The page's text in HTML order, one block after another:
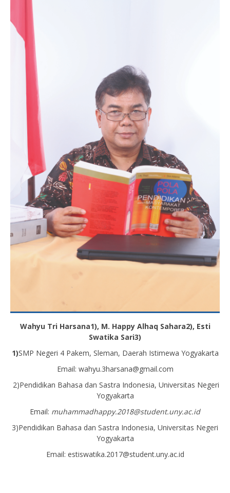
Wahyu Tri Harsana1), M. Happy Alhaq Sahara2), Esti
Swatika Sari3)
1)SMP Negeri 4 Pakem, Sleman, Daerah Istimewa Yogyakarta
Email: wahyu.3harsana@gmail.com
2)Pendidikan Bahasa dan Sastra Indonesia, Universitas Negeri
Yogyakarta
Email: muhammadhappy.2018@student.uny.ac.id
3)Pendidikan Bahasa dan Sastra Indonesia, Universitas Negeri
Yogyakarta
Email: estiswatika.2017@student.uny.ac.id